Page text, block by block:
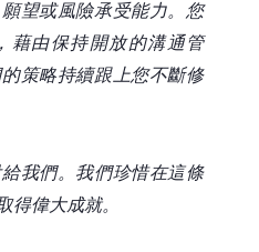
望或風險承受能力。您
藉由保持開放的溝通管
策略持續跟上您不斷修
我們。我們珍惜在這條
得偉大成就。